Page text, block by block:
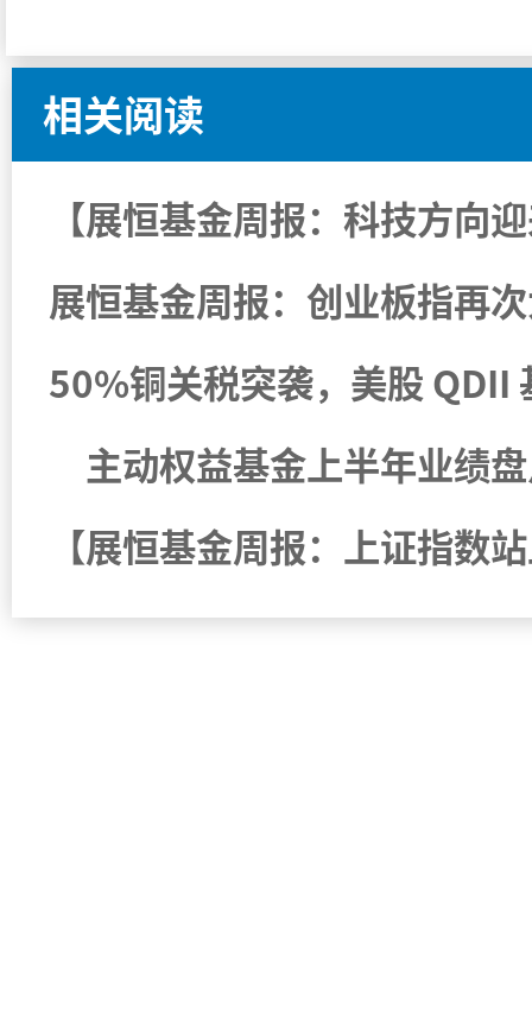
相关阅读
50%铜关税突袭，美股 QDII
主动权益基金上半年业绩